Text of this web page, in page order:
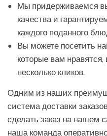
Мы придерживаемся
качества и
каждого поданного
Вы можете посетить
которые вам
несколько кликов.
Одним из наших
система доставки
сделать заказ на нашем
наша команда